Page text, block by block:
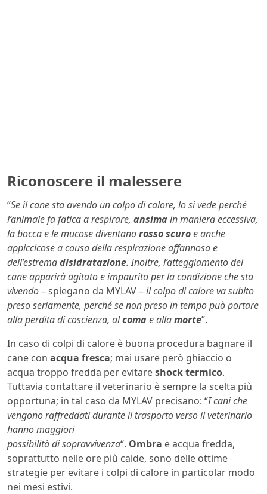
Riconoscere il malessere
“Se il cane sta avendo un colpo di calore, lo si vede perché
l’animale fa fatica a respirare, ansimain maniera eccessiva,
la bocca e le mucose diventanorosso scuroe anche
appiccicose a causadella respirazione affannosa e
dell’estremadisidratazione. Inoltre, l’atteggiamento del
caneapparirà agitato e impaurito per la condizione che sta
vivendo– spiegano da MYLAV –il colpo di calore va subito
preso seriamente, perché se non preso in tempo può portare
alla perdita di coscienza, alcomae allamorte”.
In caso di colpi di calore è buona procedura bagnare il
cane con acqua fresca; mai usare però ghiaccio o
acqua troppo fredda per evitareshock termico.
Tuttavia contattare il veterinario è sempre la scelta più
opportuna; in tal caso da MYLAV precisano: “I cani che
vengono raffreddati durante il trasporto verso il veterinario
hanno maggiori
possibilità di sopravvivenza“. Ombra e acqua fredda,
soprattutto nelle ore più calde, sono delle ottime
strategie per evitare i colpi di calore in particolar modo
nei mesi estivi.